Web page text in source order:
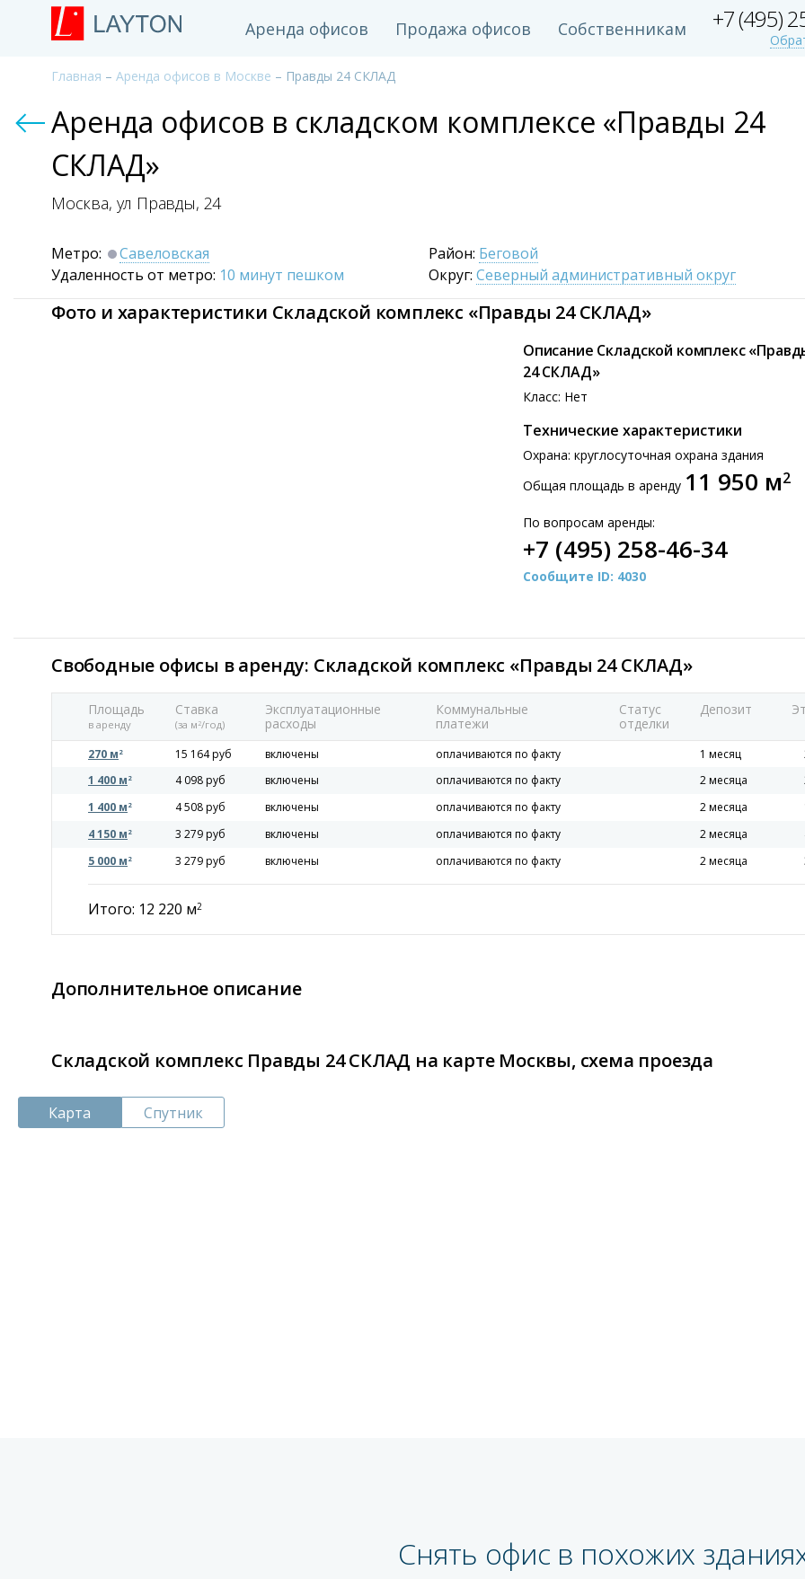
Аренда офисов Продажа офисов Собственникам +7 (495)
Главная – Аренда офисов в Москве – Правды 24 СКЛАД
Аренда офисов в складском комплексе «Правды 24
СКЛАД»
Москва, ул Правды, 24
Метро:
Савеловская
Удаленность от метро: 10 минут пешком
Район: Беговой
Округ: Северный административный округ
Фото и характеристики Складской комплекс «Правды 24 СКЛАД»
Описание Складской комплекс
24 СКЛАД»
Класс: Нет
Технические характеристики
Охрана: круглосуточная охрана здания
Общая площадь в аренду 11 950 м2
По вопросам аренды:
+7 (495) 258-46-34
Сообщите ID: 4030
Свободные офисы в аренду: Складской комплекс «Правды 24 СКЛАД»
Площадь
в аренду
Ставка
(за м 2/год)
Эксплуатационные
расходы
Коммунальные
платежи
Статус
отделки
Депозит
270 м 2 15 164 руб включены оплачиваются по факту 1 месяц
1 400 м 2 4 098 руб включены оплачиваются по факту 2 месяца
1 400 м 2 4 508 руб включены оплачиваются по факту 2 месяца
4 150 м 2 3 279 руб включены оплачиваются по факту 2 месяца
5 000 м 2 3 279 руб включены оплачиваются по факту 2 месяца
Итого: 12 220 м2
Дополнительное описание
Складской комплекс Правды 24 СКЛАД на карте Москвы, схема проезда
Карта Спутник
Снять офис в похожих